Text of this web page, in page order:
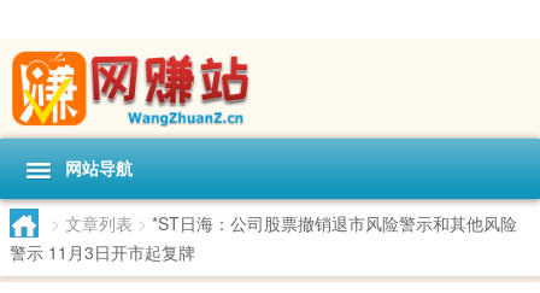
网站导航
> 文章列表 > *ST日海：公司股票撤销退市风险警示和其他风险
警示 11月3日开市起复牌